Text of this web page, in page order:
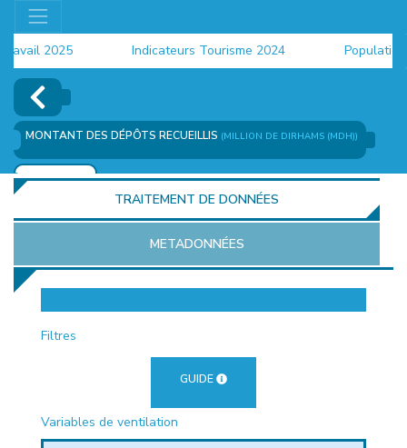
2025 Indicateurs Tourisme 2024 Population
MONTANT DES DÉPÔTS RECUEILLIS (MILLION DE DIRHAMS (MDH))
AJOUTER
TRAITEMENT DE DONNÉES
METADONNÉES
Filtres
GUIDE
Variables de ventilation